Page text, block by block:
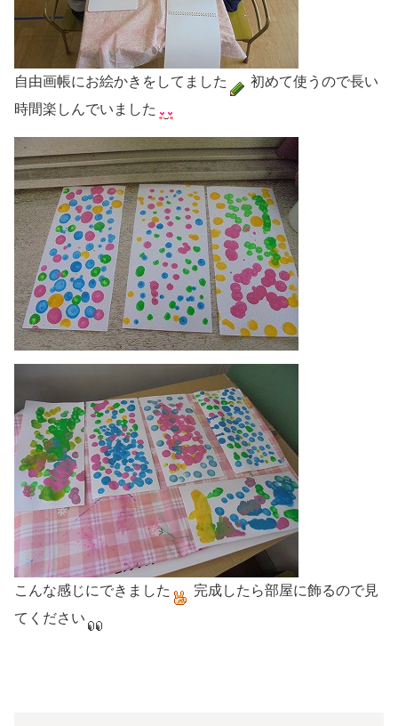
自由画帳にお絵かきをしてました
初めて使うので長い
時間楽しんでいました
こんな感じにできました
完成したら部屋に飾るので見
てください